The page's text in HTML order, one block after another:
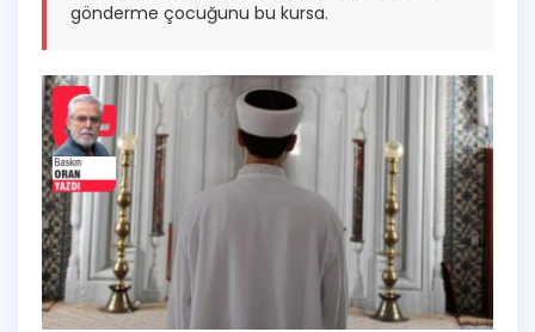
gönderme çocuğunu bu kursa.